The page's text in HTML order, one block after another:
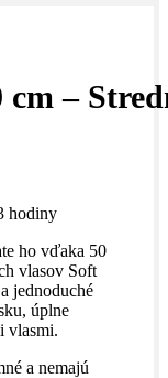
cm –
hodiny
ho vďaka 50
vlasov Soft
jednoduché
úplne
vlasmi.
a nemajú